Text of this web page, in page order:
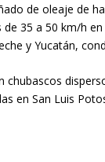
de oleaje de
35 a 50 km/h
y Yucatán,
en San Luis